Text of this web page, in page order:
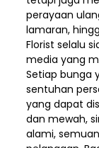
perayaan
lamaran,
Florist selalu
media yang
Setiap bunga
sentuhan
yang dapat
dan mewah,
alami,